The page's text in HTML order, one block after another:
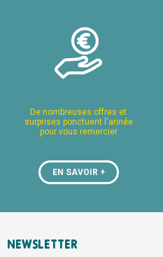
De nombreuses offres et
surprises ponctuent l'année
pour vous remercier
EN SAVOIR +
NEWSLETTER